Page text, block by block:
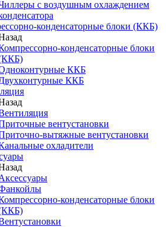
с воздушным охлаждением
конденсаторные блоки (ККБ)
конденсаторные блоки
ККБ
ККБ
вентустановки
вытяжные вентустановки
охладители
конденсаторные блоки